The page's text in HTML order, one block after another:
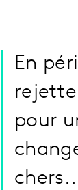
En
pour